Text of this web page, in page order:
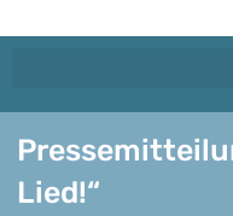
Lied!“